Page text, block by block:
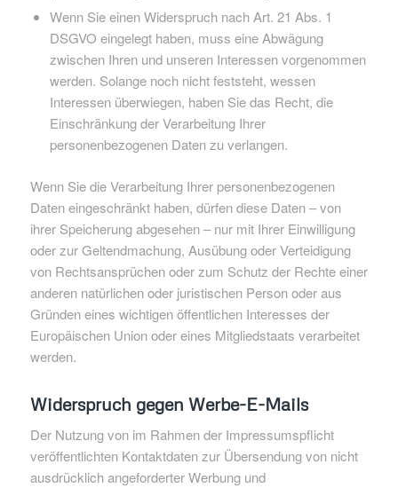
Wenn Sie einen Widerspruch nach Art. 21 Abs. 1
DSGVO eingelegt haben, muss eine Abwägung
zwischen Ihren und unseren Interessen vorgenommen
werden. Solange noch nicht feststeht, wessen
Interessen überwiegen, haben Sie das Recht, die
Einschränkung der Verarbeitung Ihrer
personenbezogenen Daten zu verlangen.
Wenn Sie die Verarbeitung Ihrer personenbezogenen
Daten eingeschränkt haben, dürfen diese Daten – von
ihrer Speicherung abgesehen – nur mit Ihrer Einwilligung
oder zur Geltendmachung, Ausübung oder Verteidigung
von Rechtsansprüchen oder zum Schutz der Rechte einer
anderen natürlichen oder juristischen Person oder aus
Gründen eines wichtigen öffentlichen Interesses der
Europäischen Union oder eines Mitgliedstaats verarbeitet
werden.
Widerspruch gegen Werbe-E-Mails
Der Nutzung von im Rahmen der Impressumspflicht
veröffentlichten Kontaktdaten zur Übersendung von nicht
ausdrücklich angeforderter Werbung und